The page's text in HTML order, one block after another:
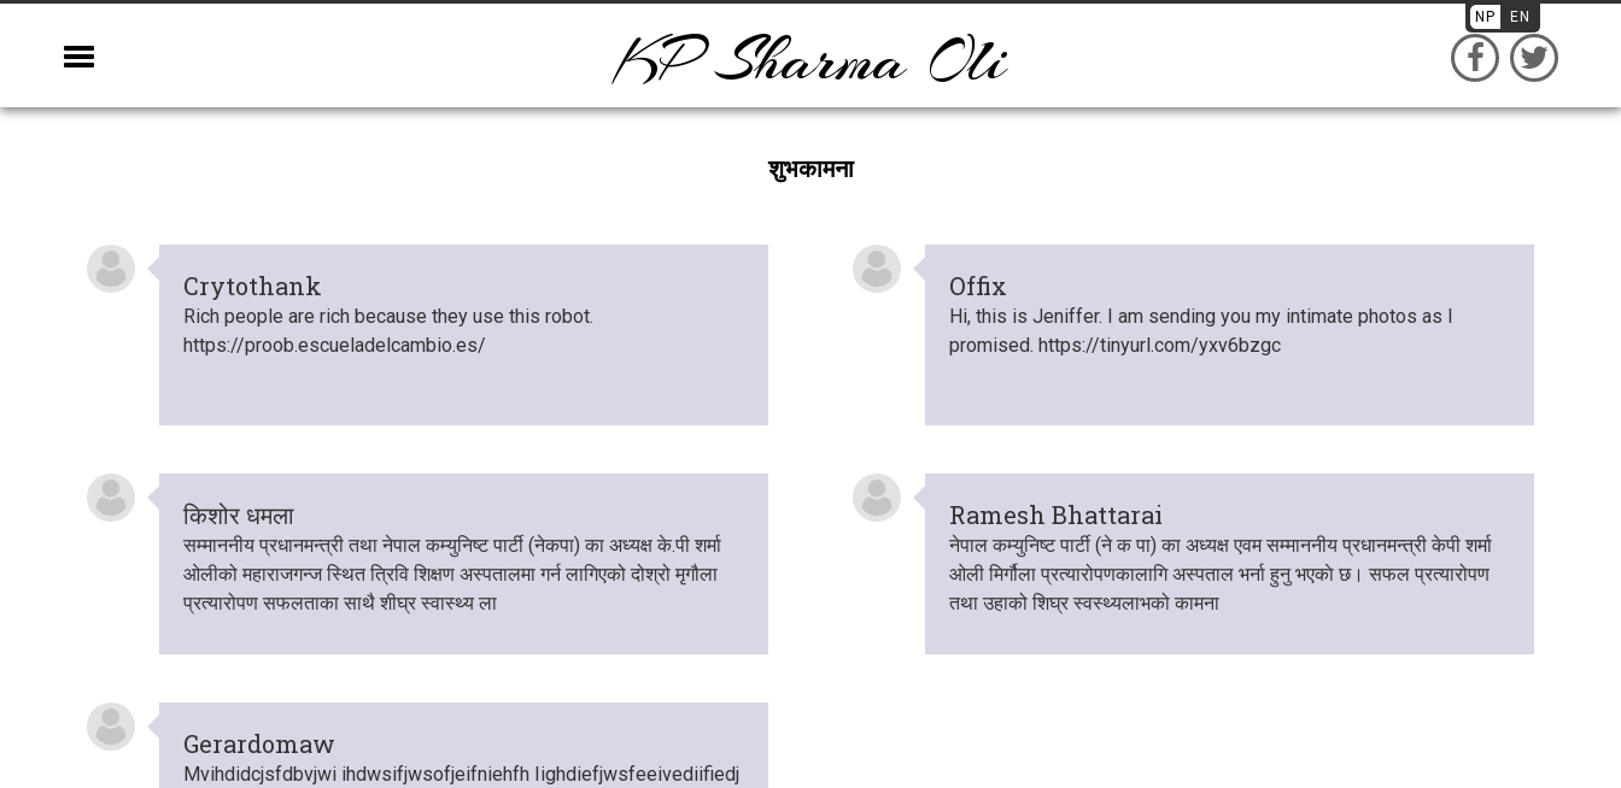
NP EN
KP Sharma Oli
शुभकामना
Crytothank
Rich people are rich because they use this robot.
https://proob.escueladelcambio.es/
Offix
Hi, this is Jeniffer. I am sending you my intimate photos as I
promised. https://tinyurl.com/yxv6bzgc
किशोर धमला
सम्माननीय प्रधानमन्त्री तथा नेपाल कम्युनिष्ट पार्टी (नेकपा) का अध्यक्ष के.पी शर्मा
ओलीको महाराजगन्ज स्थित त्रिवि शिक्षण अस्पतालमा गर्न लागिएको दोश्रो मृगौला
प्रत्यारोपण सफलताका साथै शीघ्र स्वास्थ्य ला
Ramesh Bhattarai
नेपाल कम्युनिष्ट पार्टी (ने क पा) का अध्यक्ष एवम सम्माननीय प्रधानमन्त्री केपी शर्मा
ओली मिर्गौला प्रत्यारोपणकालागि अस्पताल भर्ना हुनु भएकाे छ। सफल प्रत्यारोपण
तथा उहाको शिघ्र स्वस्थ्यलाभको कामना
Gerardomaw
Mvihdidcjsfdbvjwi ihdwsifjwsofjeifniehfh Iighdiefjwsfeeivediifiedj